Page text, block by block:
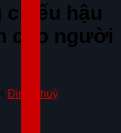
hậu
cho người
Đinh Thuỳ